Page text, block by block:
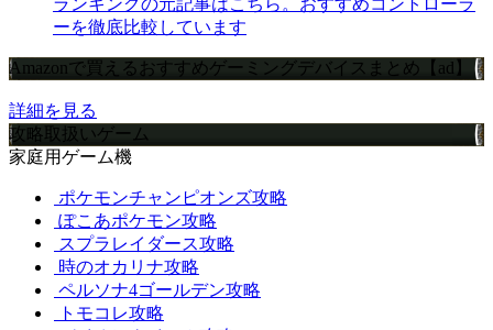
ーを徹底比較しています
Amazonで買えるおすすめゲーミングデバイスまとめ【ad】
詳細を見る
攻略取扱いゲーム
家庭用ゲーム機
ポケモンチャンピオンズ攻略
ぽこあポケモン攻略
スプラレイダース攻略
時のオカリナ攻略
ペルソナ4ゴールデン攻略
トモコレ攻略